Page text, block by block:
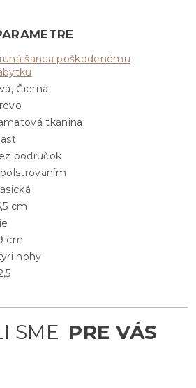
šanca poškodenému
Čierna
tkanina
podrúčok
cm
cm
nohy